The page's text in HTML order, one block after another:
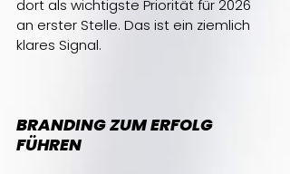
dort als wichtigste Priorität für 2026
an erster Stelle. Das ist ein ziemlich
klares Signal.
BRANDING ZUM ERFOLG
FÜHREN